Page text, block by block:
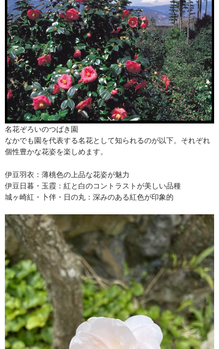
名花ぞろいのつばき園
なかでも園を代表する名花として知られるのが以下。それぞれ
個性豊かな花姿を楽しめます。
伊豆羽衣：薄桃色の上品な花姿が魅力
伊豆日暮・玉霞：紅と白のコントラストが美しい品種
城ヶ崎紅・卜伴・日の丸：深みのある紅色が印象的